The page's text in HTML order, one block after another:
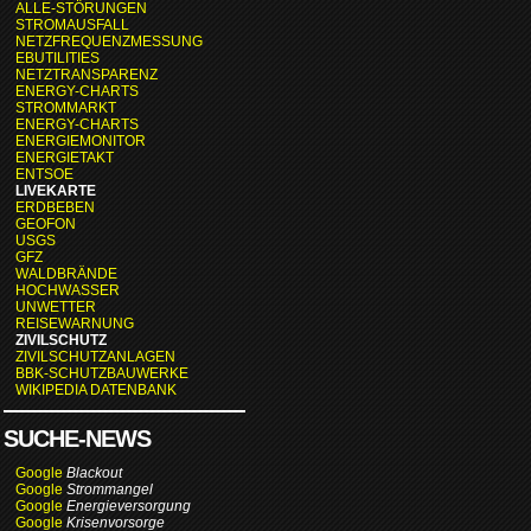
ALLE-STÖRUNGEN
STROMAUSFALL
NETZFREQUENZMESSUNG
EBUTILITIES
NETZTRANSPARENZ
ENERGY-CHARTS
STROMMARKT
ENERGY-CHARTS
ENERGIEMONITOR
ENERGIETAKT
ENTSOE
LIVEKARTE
ERDBEBEN
GEOFON
USGS
GFZ
WALDBRÄNDE
HOCHWASSER
UNWETTER
REISEWARNUNG
ZIVILSCHUTZ
ZIVILSCHUTZANLAGEN
BBK-SCHUTZBAUWERKE
WIKIPEDIA DATENBANK
SUCHE-NEWS
Google Blackout
Google Strommangel
Google Energieversorgung
Google Krisenvorsorge